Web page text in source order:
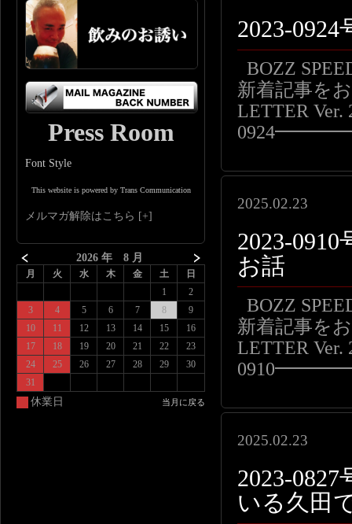
2023-
BOZZ
新着記事を
LETTER Ver.
2025.02.23
2023-
お話
BOZZ
新着記事を
LETTER Ver.
2025.02.23
2023-
いる久田
Press Room
Font Style
This website is powered by Trans Communication
メルマガ解除はこちら
2026 年 8 月
月 火 水 木 金 土
日
1
2
3
4 5 6 7 8
9
10
11 12 13 14 15
16
17
18 19 20 21 22
23
24
25 26 27 28 29
30
31
休業日 当月に戻る